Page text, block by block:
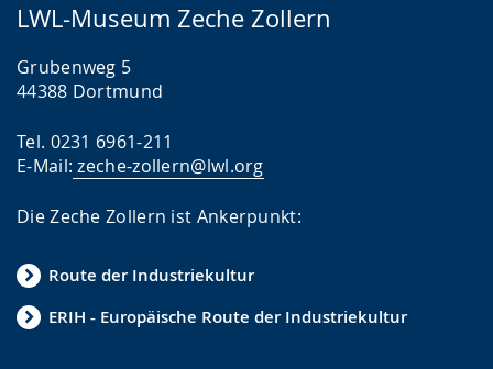
LWL-Museum Zeche Zollern
Grubenweg 5
44388 Dortmund
Tel. 0231 6961-211
E-Mail: zeche-zollern@lwl.org
Die Zeche Zollern ist Ankerpunkt:
Route der Industriekultur
ERIH - Europäische Route der Industriekultur